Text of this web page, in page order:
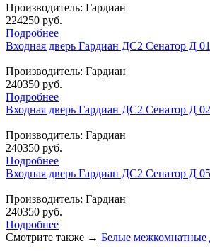
Производитель: Гардиан
224250 руб.
Подробнее
Входная дверь Гардиан ДС2 Сенатор Д 01
Производитель: Гардиан
240350 руб.
Подробнее
Входная дверь Гардиан ДС2 Сенатор Д 02
Производитель: Гардиан
240350 руб.
Подробнее
Входная дверь Гардиан ДС2 Сенатор Д 05
Производитель: Гардиан
240350 руб.
Подробнее
Смотрите также → Белые межкомнатные